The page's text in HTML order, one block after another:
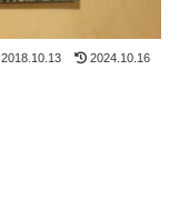
2018.10.13 2024.10.16